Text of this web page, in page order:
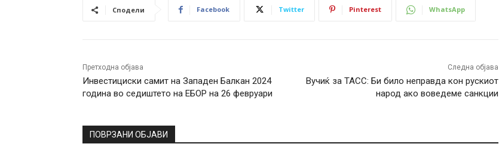
Сподели Facebook Twitter Pinterest WhatsApp
Претходна објава
Инвестициски самит на Западен Балкан 2024
година во седиштето на ЕБОР на 26 февруари
Следна објава
Вучиќ за ТАСС: Би било неправда кон рускиот
народ ако воведеме санкции
ПОВРЗАНИ ОБЈАВИ